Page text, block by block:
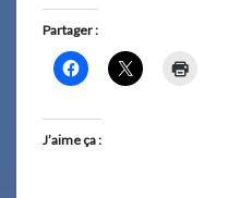
Partager :
J’aime ça :